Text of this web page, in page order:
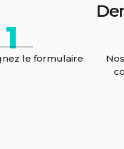
1
le formulaire